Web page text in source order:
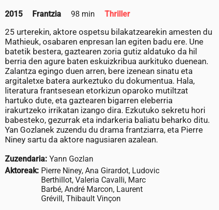
2015 Frantzia 98 min Thriller
25 urterekin, aktore ospetsu bilakatzearekin amesten du
Mathieuk, osabaren enpresan lan egiten badu ere. Une
batetik bestera, gaztearen zoria gutiz aldatuko da hil
berria den agure baten eskuizkribua aurkituko duenean.
Zalantza egingo duen arren, bere izenean sinatu eta
argitaletxe batera aurkeztuko du dokumentua. Hala,
literatura frantsesean etorkizun oparoko mutiltzat
hartuko dute, eta gaztearen bigarren eleberria
irakurtzeko irrikatan izango dira. Ezkutuko sekretu hori
babesteko, gezurrak eta indarkeria baliatu beharko ditu.
Yan Gozlanek zuzendu du drama frantziarra, eta Pierre
Niney sartu da aktore nagusiaren azalean.
Zuzendaria: Yann Gozlan
Aktoreak: Pierre Niney, Ana Girardot, Ludovic
Berthillot, Valeria Cavalli, Marc
Barbé, André Marcon, Laurent
Grévill, Thibault Vinçon